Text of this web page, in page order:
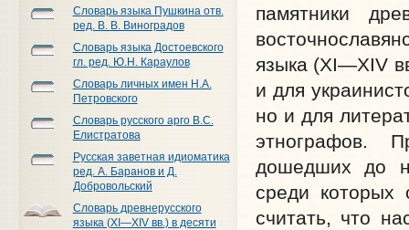
Словарь языка Пушкина отв.
ред. В. В. Виноградов
Словарь языка Достоевского
гл. ред. Ю.Н. Караулов
Словарь личных имен Н.А.
Петровского
Словарь русского арго В.С.
Елистратова
Русская заветная идиоматика
ред. А. Баранов и Д.
Добровольский
Словарь древнерусского
языка (XI—XIV вв.) в десяти
памятники
языка (XI—XIV
и для
но и для
этнографов.
дошедших до
среди которых
считать, что